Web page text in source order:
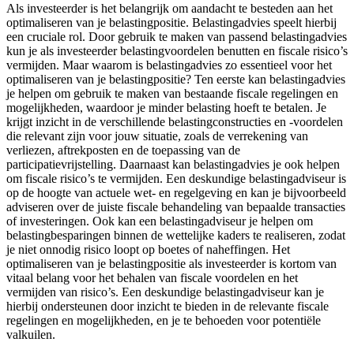
Als investeerder is het belangrijk om aandacht te besteden aan het
optimaliseren van je belastingpositie. Belastingadvies speelt hierbij
een cruciale rol. Door gebruik te maken van passend belastingadvies
kun je als investeerder belastingvoordelen benutten en fiscale risico’s
vermijden. Maar waarom is belastingadvies zo essentieel voor het
optimaliseren van je belastingpositie? Ten eerste kan belastingadvies
je helpen om gebruik te maken van bestaande fiscale regelingen en
mogelijkheden, waardoor je minder belasting hoeft te betalen. Je
krijgt inzicht in de verschillende belastingconstructies en -voordelen
die relevant zijn voor jouw situatie, zoals de verrekening van
verliezen, aftrekposten en de toepassing van de
participatievrijstelling. Daarnaast kan belastingadvies je ook helpen
om fiscale risico’s te vermijden. Een deskundige belastingadviseur is
op de hoogte van actuele wet- en regelgeving en kan je bijvoorbeeld
adviseren over de juiste fiscale behandeling van bepaalde transacties
of investeringen. Ook kan een belastingadviseur je helpen om
belastingbesparingen binnen de wettelijke kaders te realiseren, zodat
je niet onnodig risico loopt op boetes of naheffingen. Het
optimaliseren van je belastingpositie als investeerder is kortom van
vitaal belang voor het behalen van fiscale voordelen en het
vermijden van risico’s. Een deskundige belastingadviseur kan je
hierbij ondersteunen door inzicht te bieden in de relevante fiscale
regelingen en mogelijkheden, en je te behoeden voor potentiële
valkuilen.